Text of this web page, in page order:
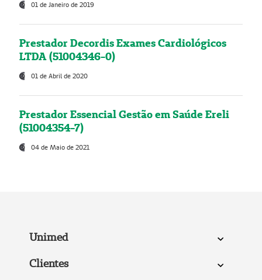
01 de Janeiro de 2019
Prestador Decordis Exames Cardiológicos
LTDA (51004346-0)
01 de Abril de 2020
Prestador Essencial Gestão em Saúde Ereli
(51004354-7)
04 de Maio de 2021
Unimed
Clientes